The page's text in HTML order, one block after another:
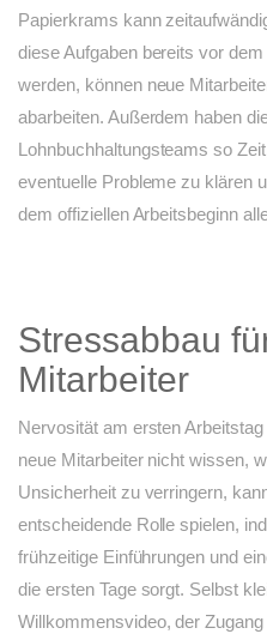
Papierkrams kann
diese Aufgaben bereits vor
werden, können neue
abarbeiten. Außerdem haben
Lohnbuchhaltungsteams so
eventuelle Probleme zu klären
dem offiziellen Arbeitsbeginn
Stressabbau
Mitarbeiter
Nervosität am ersten
neue Mitarbeiter nicht wissen,
Unsicherheit zu verringern,
entscheidende Rolle spielen,
frühzeitige Einführungen und
die ersten Tage sorgt. Selbst
Willkommensvideo, der